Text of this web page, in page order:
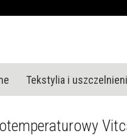
Tekstylia i